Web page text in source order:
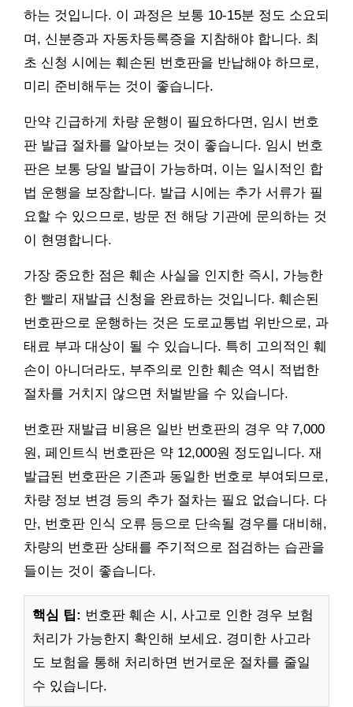
하는 것입니다. 이 과정은 보통 10-15분 정도 소요되
며, 신분증과 자동차등록증을 지참해야 합니다. 최
초 신청 시에는 훼손된 번호판을 반납해야 하므로,
미리 준비해두는 것이 좋습니다.
만약 긴급하게 차량 운행이 필요하다면, 임시 번호
판 발급 절차를 알아보는 것이 좋습니다. 임시 번호
판은 보통 당일 발급이 가능하며, 이는 일시적인 합
법 운행을 보장합니다. 발급 시에는 추가 서류가 필
요할 수 있으므로, 방문 전 해당 기관에 문의하는 것
이 현명합니다.
가장 중요한 점은 훼손 사실을 인지한 즉시, 가능한
한 빨리 재발급 신청을 완료하는 것입니다. 훼손된
번호판으로 운행하는 것은 도로교통법 위반으로, 과
태료 부과 대상이 될 수 있습니다. 특히 고의적인 훼
손이 아니더라도, 부주의로 인한 훼손 역시 적법한
절차를 거치지 않으면 처벌받을 수 있습니다.
번호판 재발급 비용은 일반 번호판의 경우 약 7,000
원, 페인트식 번호판은 약 12,000원 정도입니다. 재
발급된 번호판은 기존과 동일한 번호로 부여되므로,
차량 정보 변경 등의 추가 절차는 필요 없습니다. 다
만, 번호판 인식 오류 등으로 단속될 경우를 대비해,
차량의 번호판 상태를 주기적으로 점검하는 습관을
들이는 것이 좋습니다.
핵심 팁: 번호판 훼손 시, 사고로 인한 경우 보험
처리가 가능한지 확인해 보세요. 경미한 사고라
도 보험을 통해 처리하면 번거로운 절차를 줄일
수 있습니다.